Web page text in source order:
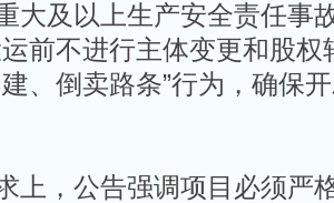
大及以上生产安全责任事
前不进行主体变更和股权
、倒卖路条”行为，确保
上，公告强调项目必须严